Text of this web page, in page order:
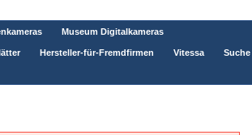
Museum Digitalkameras
Hersteller-für-Fremdfirmen Vitessa Suche